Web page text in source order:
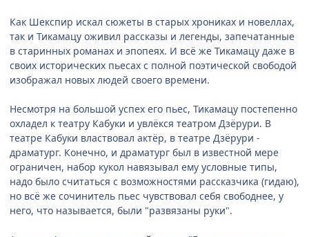
Как Шекспир искал сюжеты в старых хрониках и новеллах,
так и Тикамацу оживил рассказы и легенды, запечатанные
в старинных романах и эпопеях. И всё же Тикамацу даже в
своих исторических пьесах с полной поэтической свободой
изображал новых людей своего времени.
Несмотря на большой успех его пьес, Тикамацу постепенно
охладел к театру Кабуки и увлёкся театром Дзёрури. В
театре Кабуки властвовал актёр, в театре Дзёрури -
драматург. Конечно, и драматург был в известной мере
ограничен, набор кукол навязывал ему условные типы,
надо было считаться с возможностями рассказчика (гидаю),
но всё же сочинитель пьес чувствовал себя свободнее, у
него, что называется, были "развязаны руки".